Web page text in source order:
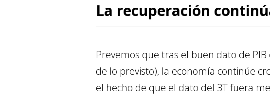
La recuperación
Prevemos que tras el buen dato de
de lo previsto), la economía continúe
el hecho de que el dato del 3T fuera